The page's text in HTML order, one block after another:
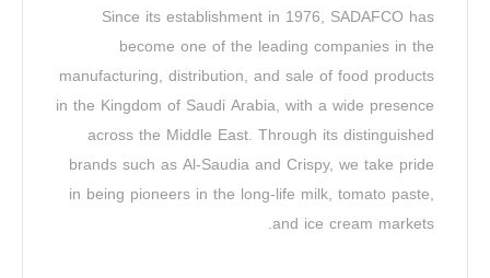
Since its establishment in 1976, SADAFCO has
become one of the leading companies in the
manufacturing, distribution, and sale of food products
in the Kingdom of Saudi Arabia, with a wide presence
across the Middle East. Through its distinguished
brands such as Al-Saudia and Crispy, we take pride
in being pioneers in the long-life milk, tomato paste,
and ice cream markets.